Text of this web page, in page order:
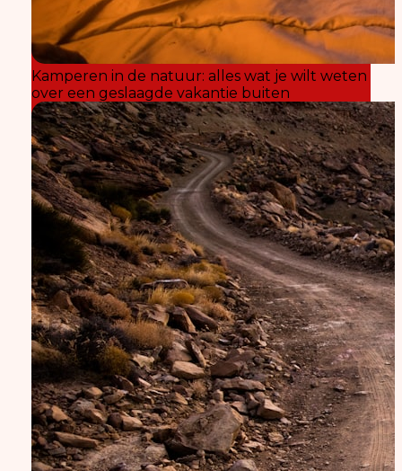
Kamperen in de natuur: alles wat je wilt weten
over een geslaagde vakantie buiten